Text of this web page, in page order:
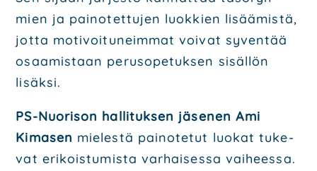
mien ja pai­no­tet­tu­jen luok­kien lisää­mis­tä,
jot­ta moti­voi­tu­neim­mat voi­vat syven­tää
osaa­mis­taan perus­o­pe­tuk­sen sisäl­lön
lisäk­si.
PS-Nuo­ri­son hal­li­tuk­sen jäse­nen Ami
Kima­sen mie­les­tä pai­no­te­tut luo­kat tuke­
vat eri­kois­tu­mis­ta var­hai­ses­sa vai­hees­sa.